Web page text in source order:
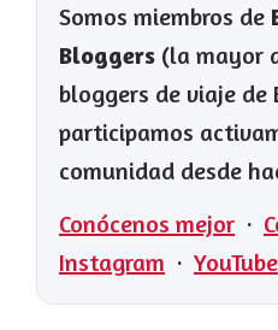
Somos miembros de
Bloggers (la mayor
bloggers de viaje de
participamos
comunidad desde
Conócenos mejor ·
Instagram · YouTube